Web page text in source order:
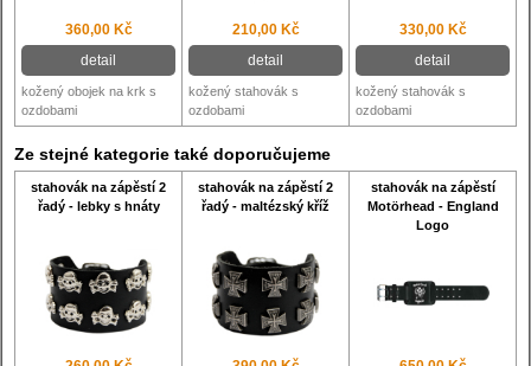
360,00 Kč
detail
210,00 Kč
detail
330,00 Kč
detail
kožený obojek na krk s
ozdobami
kožený stahovák s
ozdobami
kožený stahovák s
ozdobami
Ze stejné kategorie také doporučujeme
stahovák na zápěstí 2
řadý - lebky s hnáty
stahovák na zápěstí 2
řadý - maltézský kříž
stahovák na zápěstí
Motörhead - England
Logo